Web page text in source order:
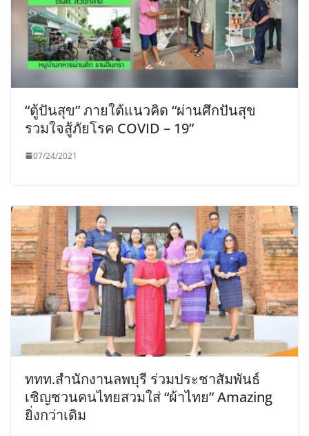
“ตู้ปันสุข” ภายใต้แนวคิด “ผ่านศึกปันสุข
รวมใจสู้ภัยโรค COVID – 19”
07/24/2021
ททท.สำนักงานลพบุรี ร่วมประชาสัมพันธ์
เชิญชวนคนไทยสวมใส่ “ผ้าไทย” Amazing
ยิ่งกว่าเดิม